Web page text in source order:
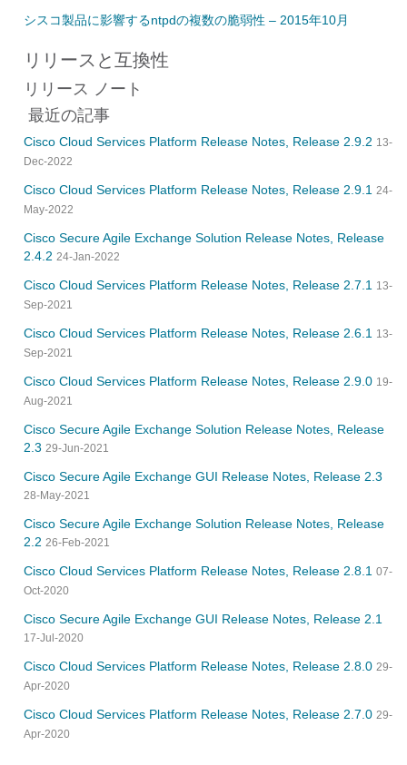
シスコ製品に影響するntpdの複数の脆弱性 – 2015年10月
リリースと互換性
リリース ノート
最近の記事
Cisco Cloud Services Platform Release Notes, Release 2.9.2 13-
Dec-2022
Cisco Cloud Services Platform Release Notes, Release 2.9.1 24-
May-2022
Cisco Secure Agile Exchange Solution Release Notes, Release
2.4.2 24-Jan-2022
Cisco Cloud Services Platform Release Notes, Release 2.7.1 13-
Sep-2021
Cisco Cloud Services Platform Release Notes, Release 2.6.1 13-
Sep-2021
Cisco Cloud Services Platform Release Notes, Release 2.9.0 19-
Aug-2021
Cisco Secure Agile Exchange Solution Release Notes, Release
2.3 29-Jun-2021
Cisco Secure Agile Exchange GUI Release Notes, Release 2.3
28-May-2021
Cisco Secure Agile Exchange Solution Release Notes, Release
2.2 26-Feb-2021
Cisco Cloud Services Platform Release Notes, Release 2.8.1 07-
Oct-2020
Cisco Secure Agile Exchange GUI Release Notes, Release 2.1
17-Jul-2020
Cisco Cloud Services Platform Release Notes, Release 2.8.0 29-
Apr-2020
Cisco Cloud Services Platform Release Notes, Release 2.7.0 29-
Apr-2020